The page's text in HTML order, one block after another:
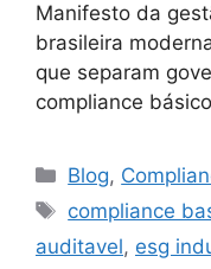
Manifesto da
brasileira
que separam
compliance
Blog,
compliance
auditavel, esg